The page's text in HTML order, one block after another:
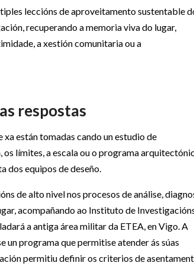
leccións de aproveitamento sustentable
recuperando a memoria viva do lugar,
a xestión comunitaria ou a
respostas
están tomadas cando un estudio de
límites, a escala ou o programa
dos equipos de deseño.
de alto nivel nos procesos de análise,
acompañando ao Instituto de
a antiga área militar da ETEA, en Vigo. A
un programa que permitise atender ás súas
permitiu definir os criterios de